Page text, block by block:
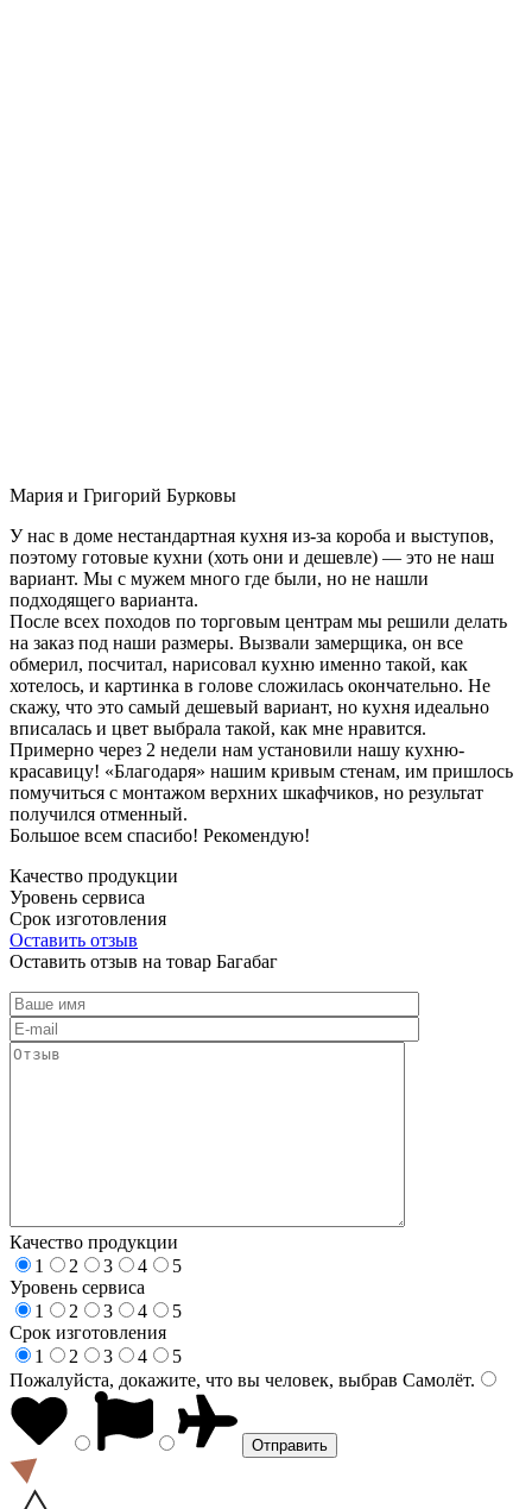
Мария и Григорий Бурковы
У нас в доме нестандартная кухня из-за короба и выступов,
поэтому готовые кухни (хоть они и дешевле) — это не наш
вариант. Мы с мужем много где были, но не нашли
подходящего варианта.
После всех походов по торговым центрам мы решили делать
на заказ под наши размеры. Вызвали замерщика, он все
обмерил, посчитал, нарисовал кухню именно такой, как
хотелось, и картинка в голове сложилась окончательно. Не
скажу, что это самый дешевый вариант, но кухня идеально
вписалась и цвет выбрала такой, как мне нравится.
Примерно через 2 недели нам установили нашу кухню-
красавицу! «Благодаря» нашим кривым стенам, им пришлось
помучиться с монтажом верхних шкафчиков, но результат
получился отменный.
Большое всем спасибо! Рекомендую!
Качество продукции
Уровень сервиса
Срок изготовления
Оставить отзыв
Оставить отзыв на товар Багабаг
Качество продукции
1
2 3 4
5
Уровень сервиса
1
2 3 4
5
Срок изготовления
1
2 3 4
5
Пожалуйста, докажите, что вы человек, выбрав Самолёт.